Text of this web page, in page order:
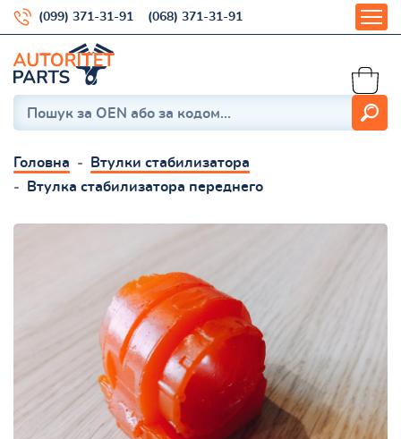
(099) 371-31-91 (068) 371-31-91
Головна
Втулки стабилизатора
Втулка стабилизатора переднего